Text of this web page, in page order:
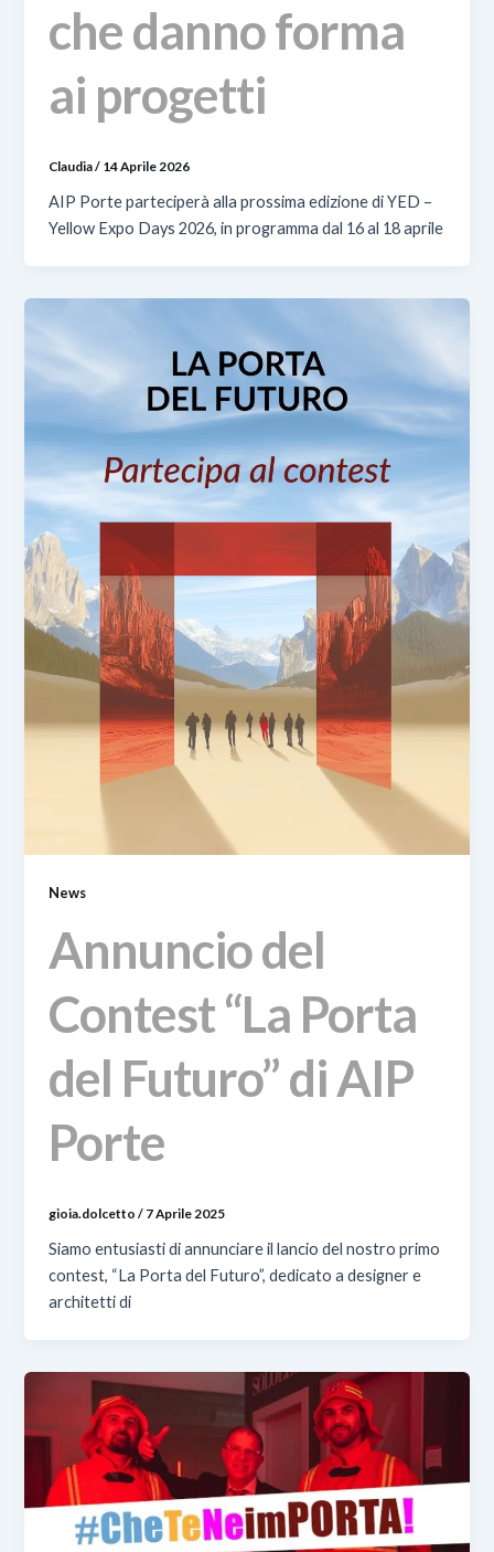
che danno forma
ai progetti
Claudia/ 14 Aprile 2026
AIP Porte parteciperà alla prossima edizione di YED –
Yellow Expo Days 2026, in programma dal 16 al 18 aprile
News
Annuncio del
Contest “La Porta
del Futuro” di AIP
Porte
gioia.dolcetto/ 7 Aprile 2025
Siamo entusiasti di annunciare il lancio del nostro primo
contest, “La Porta del Futuro”, dedicato a designer e
architetti di